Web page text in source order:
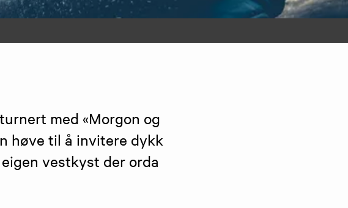
med «Morgon og
høve til å invitere dykk
vestkyst der orda